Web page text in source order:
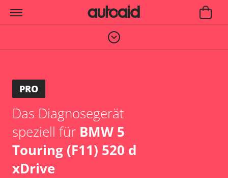
PRO
Das Diagnosegerät
speziell für BMW 5
Touring (F11) 520 d
xDrive